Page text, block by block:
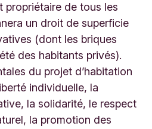
propriétaire de tous les
un droit de superficie
(dont les briques
des habitants privés).
du projet d’habitation
individuelle, la
la solidarité, le respect
la promotion des